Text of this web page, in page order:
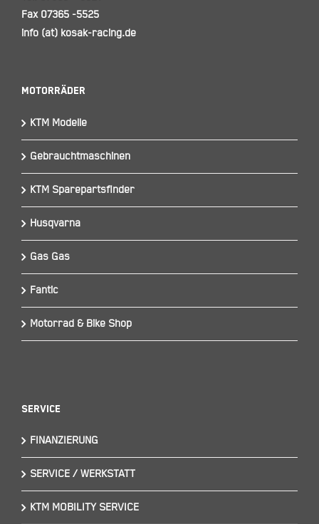
Fax 07365 -5525
info (at) kosak-racing.de
Motorräder
KTM Modelle
Gebrauchtmaschinen
KTM Sparepartsfinder
Husqvarna
Gas Gas
Fantic
Motorrad & Bike Shop
Service
FINANZIERUNG
SERVICE / WERKSTATT
KTM MOBILITY SERVICE